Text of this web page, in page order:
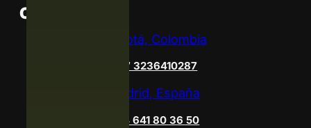
Contacto
Bogotá, Colombia
+57 3236410287
Madrid, España
+34 641 80 36 50